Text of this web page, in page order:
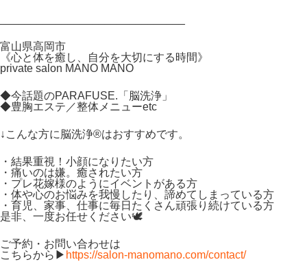
富山県高岡市
《心と体を癒し、自分を大切にする時間》
private salon MANO MANO
◆今話題のPARAFUSE. 「脳洗浄」
◆豊胸エステ／整体メニューetc
↓こんな方に脳洗浄®︎はおすすめです。
・結果重視！小顔になりたい方
・痛いのは嫌。癒されたい方
・プレ花嫁様のようにイベントがある方
・体や心のお悩みを我慢したり、諦めてしまっている方
・育児、家事、仕事に毎日たくさん頑張り続けている方
是非、一度お任せください🕊
ご予約・お問い合わせは
こちらから▶︎ https://salon-manomano.com/contact/